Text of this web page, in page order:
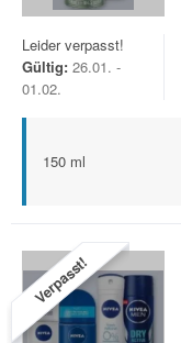
Leider verpasst!
Gültig: 26.01. -
01.02.
150 ml
Verpasst!